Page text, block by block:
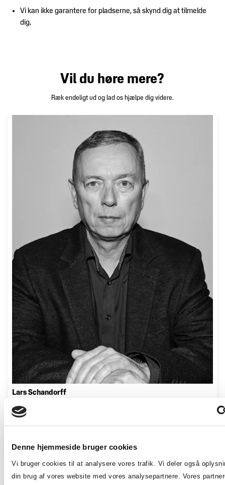
Denne hjemmeside bruger cookies
Vi bruger cookies til at analysere vores trafik. Vi deler også
din brug af vores website med vores analysepartnere. Vores
Vi kan ikke garantere for pladserne, så skynd dig at tilmelde
dig.
Vil du høre mere?
Ræk endeligt ud og lad os hjælpe dig videre.
Lars Schandorff
97117236
ls@dmogt.dk
larsschandorff